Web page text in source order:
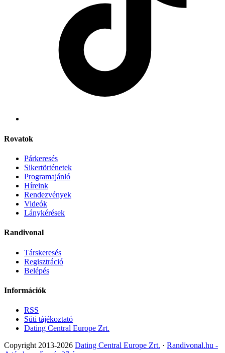
Rovatok
Párkeresés
Sikertörténetek
Programajánló
Híreink
Rendezvények
Videók
Lánykérések
Randivonal
Társkeresés
Regisztráció
Belépés
Információk
RSS
Süti tájékoztató
Dating Central Europe Zrt.
Copyright 2013-2026 Dating Central Europe Zrt. · Randivonal.hu -